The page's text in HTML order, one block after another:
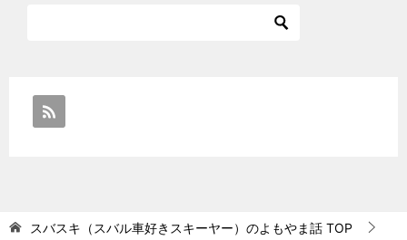
スバスキ（スバル車好きスキーヤー）のよもやま話 TOP